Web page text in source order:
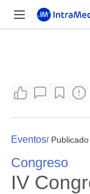
Eventos/
Congreso
IV